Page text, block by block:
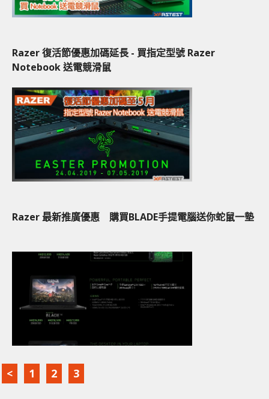
Razer 復活節優惠加碼延長 - 買指定型號 Razer
Notebook 送電競滑鼠
Razer 最新推廣優惠 購買BLADE手提電腦送你蛇鼠一墊
< 1 2 3